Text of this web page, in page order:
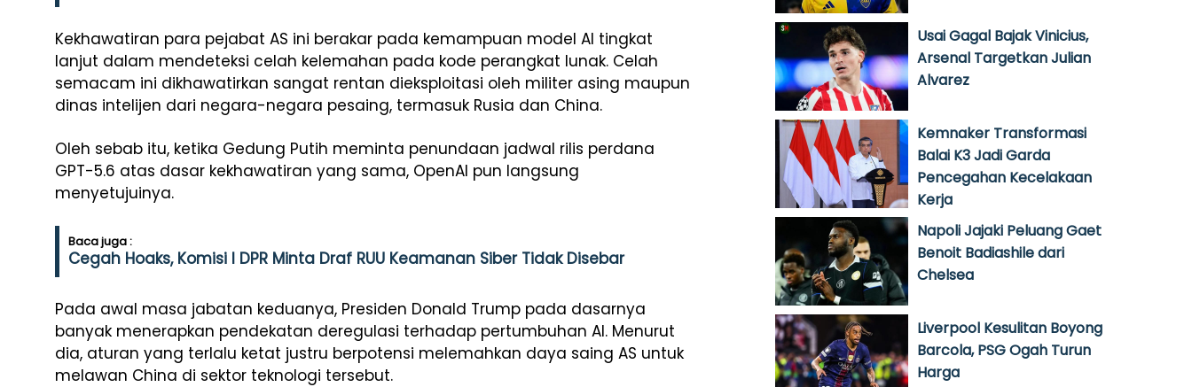
Kekhawatiran para pejabat AS ini berakar pada kemampuan model AI tingkat
lanjut dalam mendeteksi celah kelemahan pada kode perangkat lunak. Celah
semacam ini dikhawatirkan sangat rentan dieksploitasi oleh militer asing maupun
dinas intelijen dari negara-negara pesaing, termasuk Rusia dan China.
Oleh sebab itu, ketika Gedung Putih meminta penundaan jadwal rilis perdana
GPT-5.6 atas dasar kekhawatiran yang sama, OpenAI pun langsung
menyetujuinya.
Baca juga :
Cegah Hoaks, Komisi I DPR Minta Draf RUU Keamanan Siber Tidak Disebar
Pada awal masa jabatan keduanya, Presiden Donald Trump pada dasarnya
banyak menerapkan pendekatan deregulasi terhadap pertumbuhan AI. Menurut
dia, aturan yang terlalu ketat justru berpotensi melemahkan daya saing AS untuk
melawan China di sektor teknologi tersebut.
Usai Gagal Bajak Vinicius,
Arsenal Targetkan Julian
Alvarez
Kemnaker Transformasi
Balai K3 Jadi Garda
Pencegahan Kecelakaan
Kerja
Napoli Jajaki Peluang Gaet
Benoit Badiashile dari
Chelsea
Liverpool Kesulitan Boyong
Barcola, PSG Ogah Turun
Harga